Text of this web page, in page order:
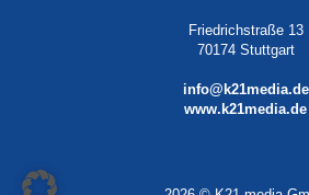
Friedrichstraße 13
70174 Stuttgart
info@k21media.de
www.k21media.de